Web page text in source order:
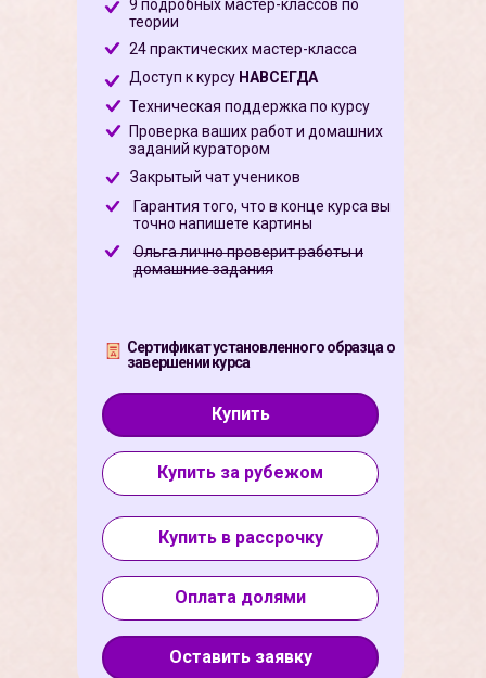
Проверка ваших работ и домашних
заданий куратором
Техническая поддержка по курсу
Сертификат установленного образца о
завершении курса
Купить
Оставить заявку
Купить за рубежом
Купить в рассрочку
Оплата долями
Закрытый чат учеников
Гарантия того, что в конце курса вы
точно напишете картины
Ольга лично проверит работы и
домашние задания
Доступ к курсу НАВСЕГДА
9 подробных мастер-классов по
теории
24 практических мастер-класса